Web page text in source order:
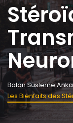
Balon Süsleme
Les Bienfaits des